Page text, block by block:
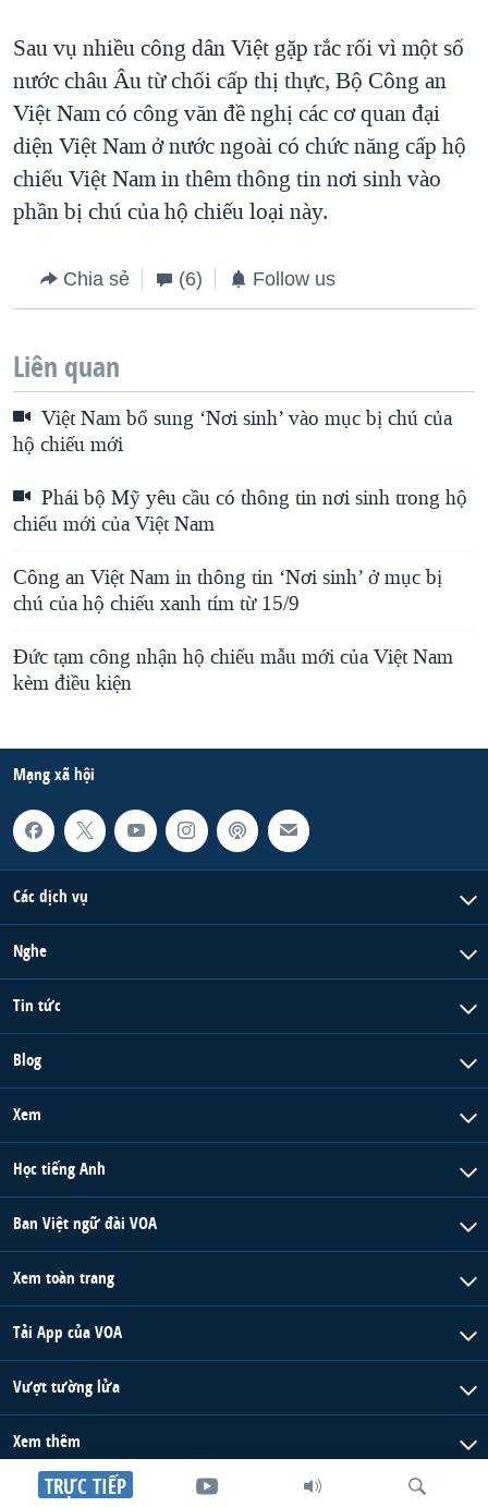
TRỰC TIẾP
Sau vụ nhiều công dân Việt gặp rắc rối vì một số
nước châu Âu từ chối cấp thị thực, Bộ Công an
Việt Nam có công văn đề nghị các cơ quan đại
diện Việt Nam ở nước ngoài có chức năng cấp hộ
chiếu Việt Nam in thêm thông tin nơi sinh vào
phần bị chú của hộ chiếu loại này.
Chia sẻ (6) Follow us
Liên quan
Việt Nam bổ sung ‘Nơi sinh’ vào mục bị chú của
hộ chiếu mới
Phái bộ Mỹ yêu cầu có thông tin nơi sinh trong hộ
chiếu mới của Việt Nam
Công an Việt Nam in thông tin ‘Nơi sinh’ ở mục bị
chú của hộ chiếu xanh tím từ 15/9
Đức tạm công nhận hộ chiếu mẫu mới của Việt Nam
kèm điều kiện
Mạng xã hội
Các dịch vụ
Nghe
Tin tức
Blog
Xem
Học tiếng Anh
Ban Việt ngữ đài VOA
Xem toàn trang
Tải App của VOA
Vượt tường lửa
Xem thêm